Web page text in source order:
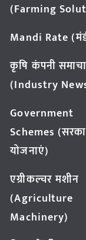
(Farming
Mandi Rate
कृषि कंपनी
(Industry
Government
Schemes
योजनाएं)
एग्रीकल्चर मशीन
(Agriculture
Machinery)